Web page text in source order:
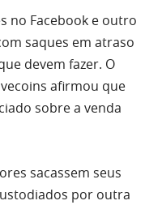
no Facebook e outro
saques em atraso
devem fazer. O
afirmou que
sobre a venda
sacassem seus
por outra